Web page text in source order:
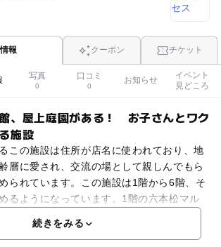
報 クーポン チケット
写真
0
口コミ
0
お知らせ
イベント
見どころ
、屋上庭園がある！ お子さんとワク
施設
この施設は住所が店名に使われており、地
層に愛され、交流の場として親しんでもら
られています。この施設は1階から6階、そ
るようになっています。1階の六本松マル
続きをみる